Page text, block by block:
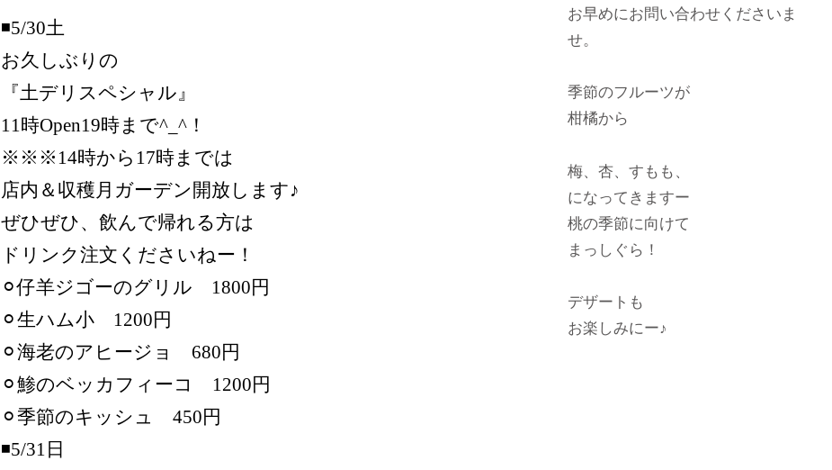
◾️5/30土
お久しぶりの
『土デリスペシャル』
11時Open19時まで^_^！
※※※14時から17時までは
店内＆収穫月ガーデン開放します♪
ぜひぜひ、飲んで帰れる方は
ドリンク注文くださいねー！
⚪︎仔羊ジゴーのグリル 1800円
⚪︎生ハム小 1200円
⚪︎海老のアヒージョ 680円
⚪︎鯵のベッカフィーコ 1200円
⚪︎季節のキッシュ 450円
◾️5/31日
お早めにお問い合わせくださいま
せ。
季節のフルーツが
柑橘から
梅、杏、すもも、
になってきますー
桃の季節に向けて
まっしぐら！
デザートも
お楽しみにー♪